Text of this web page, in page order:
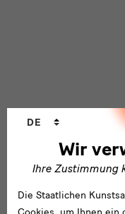
Wir
Ihre Zustimmung
DE
Die Staatlichen